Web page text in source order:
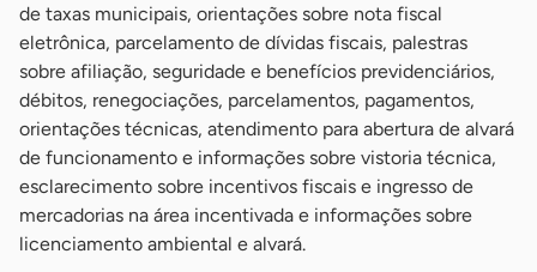
de taxas municipais, orientações sobre nota fiscal
eletrônica, parcelamento de dívidas fiscais, palestras
sobre afiliação, seguridade e benefícios previdenciários,
débitos, renegociações, parcelamentos, pagamentos,
orientações técnicas, atendimento para abertura de alvará
de funcionamento e informações sobre vistoria técnica,
esclarecimento sobre incentivos fiscais e ingresso de
mercadorias na área incentivada e informações sobre
licenciamento ambiental e alvará.